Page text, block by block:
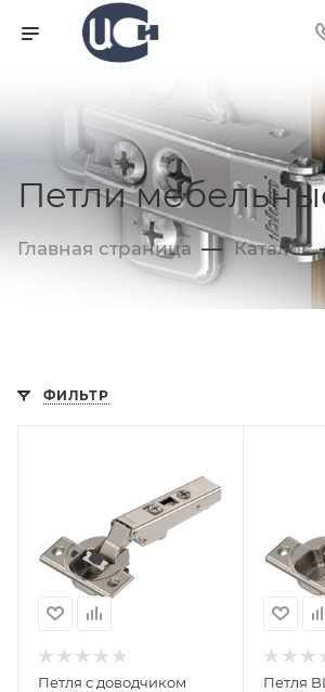
Петли
Главная страница — Каталог
ФИЛЬТР
Петля с доводчиком
Петля